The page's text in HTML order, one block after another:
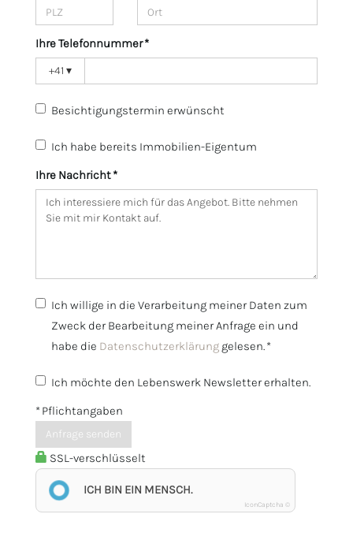
Ihre Telefonnummer *
+41 ▾
Besichtigungstermin erwünscht
Ich habe bereits Immobilien-Eigentum
Ihre Nachricht *
Ich willige in die Verarbeitung meiner Daten zum
Zweck der Bearbeitung meiner Anfrage ein und
habe die Datenschutzerklärunggelesen. *
Ich möchte den Lebenswerk Newsletter erhalten.
* Pflichtangaben
Anfrage senden
SSL-verschlüsselt
ICH BIN EIN MENSCH.
IconCaptcha ©